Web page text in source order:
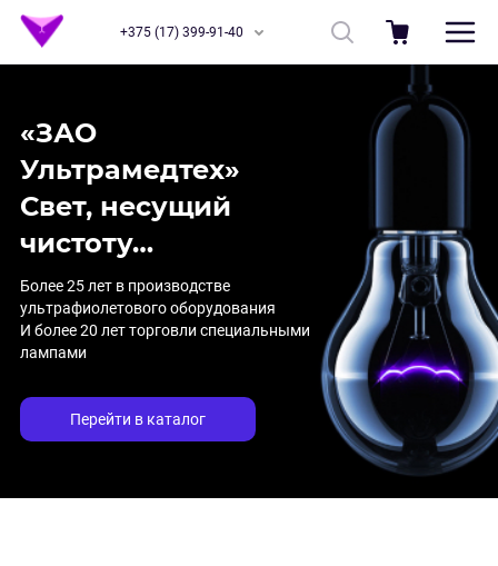
+375 (17) 399-91-40
«ЗАО
Ультрамедтех»
Свет, несущий
чистоту…
Более 25 лет в производстве
ультрафиолетового оборудования
И более 20 лет торговли специальными
лампами
Перейти в каталог